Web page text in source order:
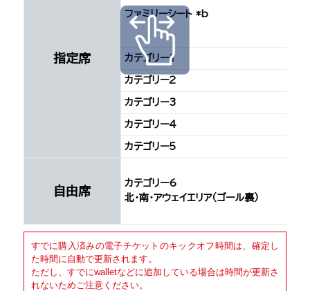
指定席
ファミリーシート *b
カテゴリー1
カテゴリー2
カテゴリー3
カテゴリー4
カテゴリー5
自由席
カテゴリー6
北･南･アウェイエリア（ゴール裏）
すでに購入済みの電子チケットのキックオフ時間は、確定し
た時間に自動で更新されます。
ただし、すでにwalletなどに追加している場合は時間が更新さ
れないためご注意ください。